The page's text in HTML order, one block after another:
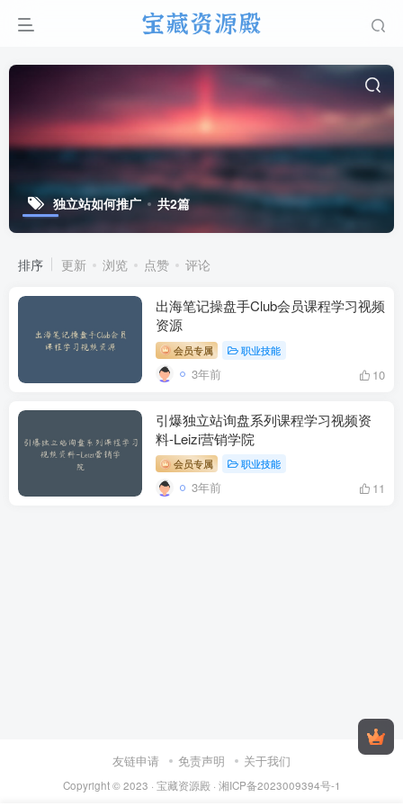
独立站如何推广 共2篇
排序 更新 浏览 点赞 评论
出海笔记操盘手Club会员课程学习视频
资源
会员专属 职业技能
3年前 10
引爆独立站询盘系列课程学习视频资
料-Leizi营销学院
会员专属 职业技能
3年前 11
友链申请 免责声明 关于我们
Copyright © 2023 · 宝藏资源殿· 湘ICP备2023009394号-1